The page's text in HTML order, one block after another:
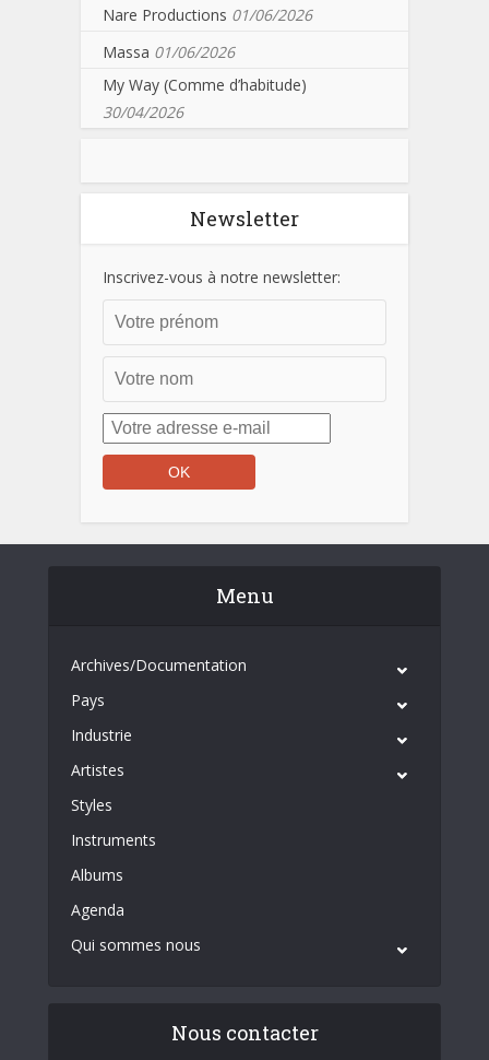
Nare Productions 01/06/2026
Massa 01/06/2026
My Way (Comme d’habitude)
30/04/2026
Newsletter
Inscrivez-vous à notre newsletter:
Menu
Archives/Documentation
Pays
Industrie
Artistes
Styles
Instruments
Albums
Agenda
Qui sommes nous
Nous contacter